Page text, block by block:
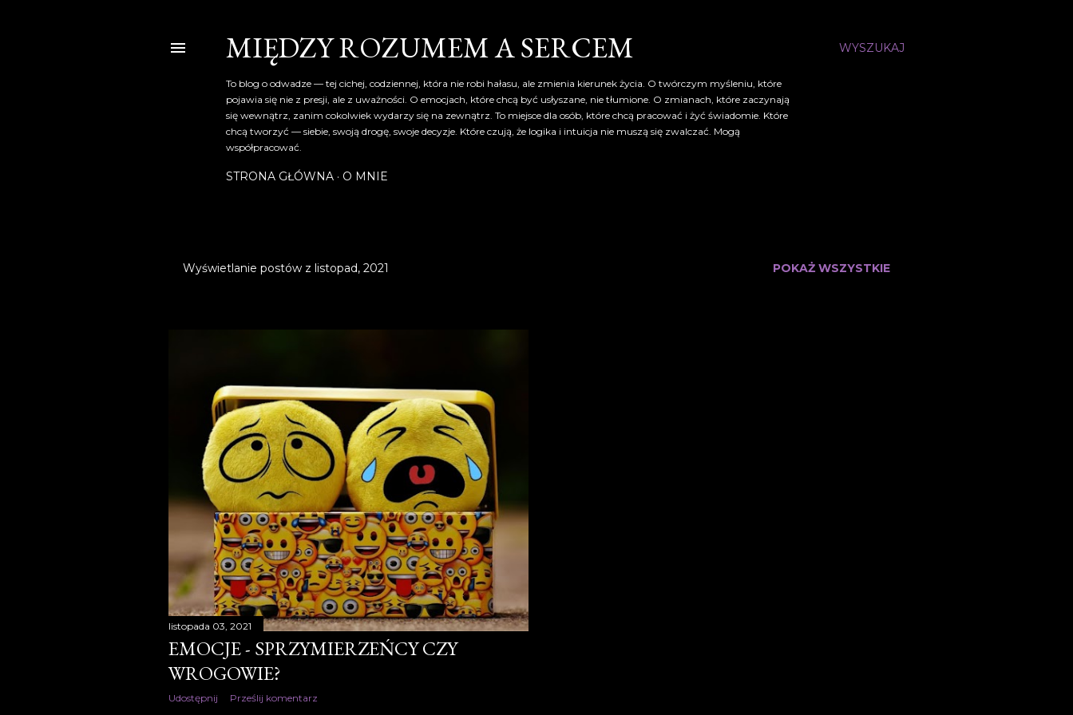
WYSZUKAJ
MIĘDZY ROZUMEM A SERCEM
To blog o odwadze — tej cichej, codziennej, która nie robi hałasu, ale zmienia kierunek życia. O twórczym myśleniu, które
pojawia się nie z presji, ale z uważności. O emocjach, które chcą być usłyszane, nie tłumione. O zmianach, które zaczynają
się wewnątrz, zanim cokolwiek wydarzy się na zewnątrz. To miejsce dla osób, które chcą pracować i żyć świadomie. Które
chcą tworzyć — siebie, swoją drogę, swoje decyzje. Które czują, że logika i intuicja nie muszą się zwalczać. Mogą
współpracować.
STRONA GŁÓWNA O MNIE
Wyświetlanie postów z listopad, 2021 POKAŻ WSZYSTKIE
listopada 03, 2021
EMOCJE - SPRZYMIERZEŃCY CZY
WROGOWIE?
Udostępnij Prześlij komentarz